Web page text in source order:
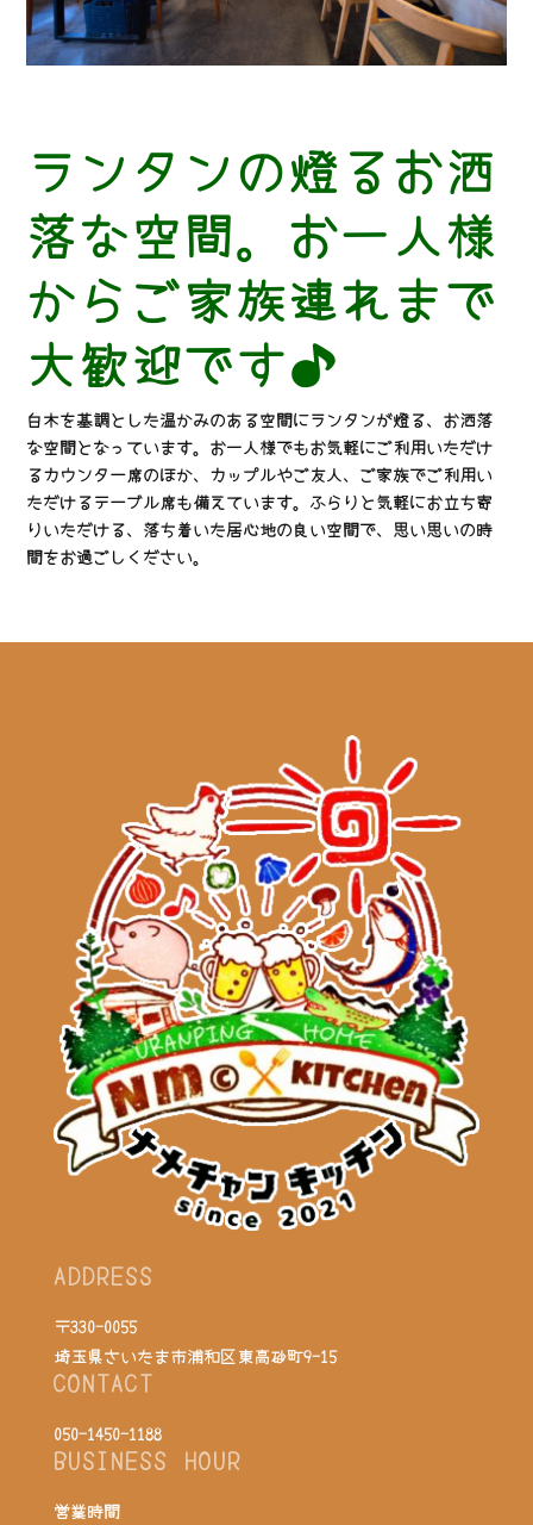
ランタンの燈るお洒
落な空間。お一人様
からご家族連れまで
大歓迎です♪
白木を基調とした温かみのある空間にランタンが燈る、お洒落
な空間となっています。お一人様でもお気軽にご利用いただけ
るカウンター席のほか、カップルやご友人、ご家族でご利用い
ただけるテーブル席も備えています。ふらりと気軽にお立ち寄
りいただける、落ち着いた居心地の良い空間で、思い思いの時
間をお過ごしください。
ADDRESS
〒330-0055
埼玉県さいたま市浦和区東高砂町9-15
CONTACT
050-1450-1188
BUSINESS HOUR
営業時間